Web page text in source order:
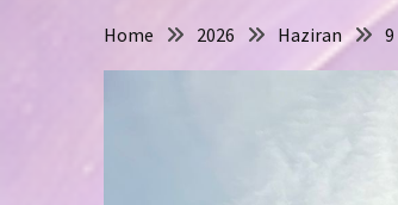
Home 2026 Haziran 9